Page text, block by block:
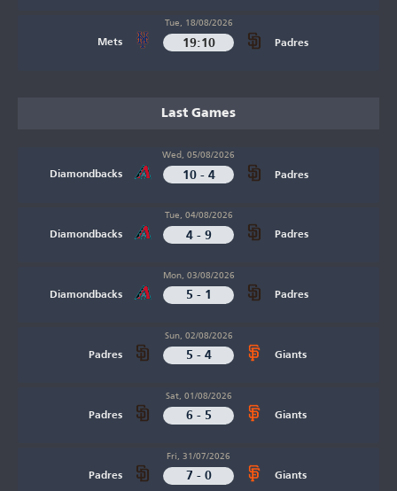
Mets
Tue, 18/08/2026
19:10 Padres
Last Games
Diamondbacks
Wed, 05/08/2026
10 - 4 Padres
Diamondbacks
Tue, 04/08/2026
4 - 9 Padres
Diamondbacks
Mon, 03/08/2026
5 - 1 Padres
Padres
Sun, 02/08/2026
5 - 4 Giants
Padres
Sat, 01/08/2026
6 - 5 Giants
Padres
Fri, 31/07/2026
7 - 0 Giants